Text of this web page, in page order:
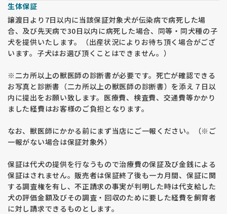
生体保証
譲渡日より7日以内に当該保証対象犬が伝染病で病死した場
合、及び先天病で30日以内に病死した場合、同等・同犬種の子
犬を提供いたします。（出産状況によりお待ち頂く場合がござ
います。子犬はお選び頂くことはできません。）
※二カ所以上の獣医師の診断書が必要です。死亡が確認できる
お写真と診断書（二カ所以上の獣医師の診断書）を添え７日以
内に提出をお願い致します。医療費、検査費、交通費等かかり
ました経費はお客様のご負担となります。
なお、獣医師にかかる前にまず当店にご一報ください。（※ご
一報がない場合は保証対象外）
保証は代犬の提供を行なうもので治療費の保証及び金銭による
保証はされません。販売者は保証終了後も一カ月間、保証に関
する調査権を有し、不正請求の事実が判明した時は代支給した
犬の評価金額及びその調査・回収のために要した経費を飼育者
に対し請求できるものとします。